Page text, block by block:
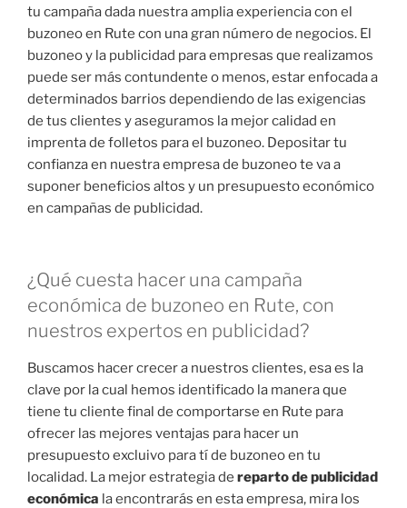
tu campaña dada nuestra amplia experiencia con el
buzoneo en Rute con una gran número de negocios. El
buzoneo y la publicidad para empresas que realizamos
puede ser más contundente o menos, estar enfocada a
determinados barrios dependiendo de las exigencias
de tus clientes y aseguramos la mejor calidad en
imprenta de folletos para el buzoneo. Depositar tu
confianza en nuestra empresa de buzoneo te va a
suponer beneficios altos y un presupuesto económico
en campañas de publicidad.
¿Qué cuesta hacer una campaña
económica de buzoneo en Rute, con
nuestros expertos en publicidad?
Buscamos hacer crecer a nuestros clientes, esa es la
clave por la cual hemos identificado la manera que
tiene tu cliente final de comportarse en Rute para
ofrecer las mejores ventajas para hacer un
presupuesto excluivo para tí de buzoneo en tu
localidad. La mejor estrategia de reparto de publicidad
económica la encontrarás en esta empresa, mira los